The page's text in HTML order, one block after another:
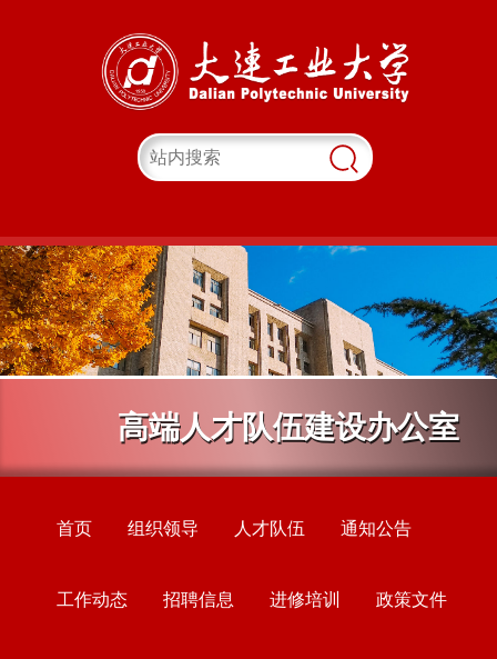
高端人才队伍建设办公室
首页 组织领导 人才队伍 通知公告
工作动态 招聘信息 进修培训 政策文件